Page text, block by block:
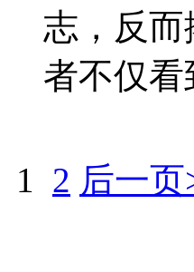
志，反
者不仅看
1 2 后一页